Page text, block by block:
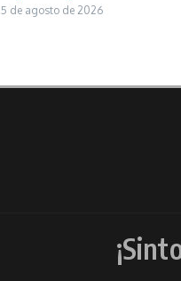
5 de agosto de 2026